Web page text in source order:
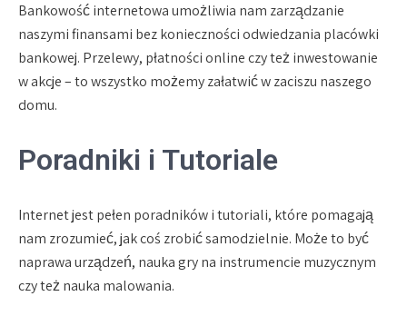
Bankowość internetowa umożliwia nam zarządzanie
naszymi finansami bez konieczności odwiedzania placówki
bankowej. Przelewy, płatności online czy też inwestowanie
w akcje – to wszystko możemy załatwić w zaciszu naszego
domu.
Poradniki i Tutoriale
Internet jest pełen poradników i tutoriali, które pomagają
nam zrozumieć, jak coś zrobić samodzielnie. Może to być
naprawa urządzeń, nauka gry na instrumencie muzycznym
czy też nauka malowania.